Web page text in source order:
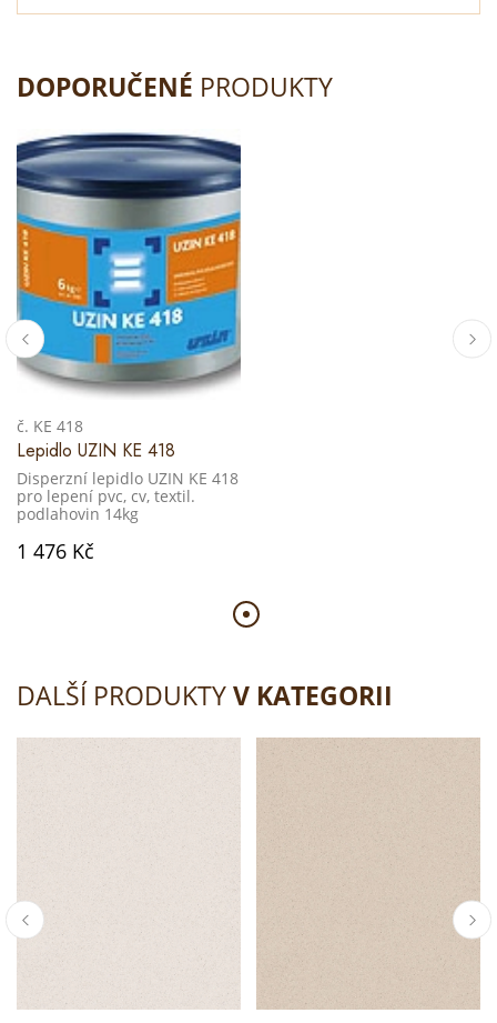
DOPORUČENÉ PRODUKTY
č. KE 418
Lepidlo UZIN KE 418
Disperzní lepidlo UZIN KE 418
pro lepení pvc, cv, textil.
podlahovin 14kg
1 476 Kč
DALŠÍ PRODUKTYV KATEGORII